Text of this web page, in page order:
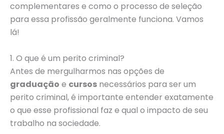
complementares e como o processo de seleção
para essa profissão geralmente funciona. Vamos
lá!
1. O que é um perito criminal?
Antes de mergulharmos nas opções de
graduação e cursos necessários para ser um
perito criminal, é importante entender exatamente
o que esse profissional faz e qual o impacto de seu
trabalho na sociedade.